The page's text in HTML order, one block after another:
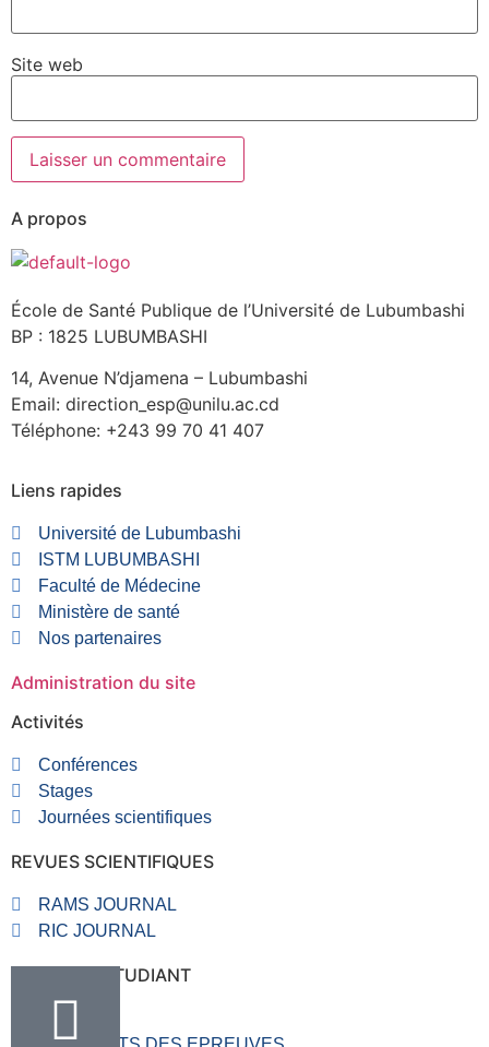
Site web
A propos
École de Santé Publique de l’Université de Lubumbashi
BP : 1825 LUBUMBASHI
14, Avenue N’djamena – Lubumbashi
Email: direction_esp@unilu.ac.cd
Téléphone: +243 99 70 41 407
Liens rapides
Université de Lubumbashi
ISTM LUBUMBASHI
Faculté de Médecine
Ministère de santé
Nos partenaires
Administration du site
Activités
Conférences
Stages
Journées scientifiques
REVUES SCIENTIFIQUES
RAMS JOURNAL
RIC JOURNAL
RUBRIQUE ETUDIANT